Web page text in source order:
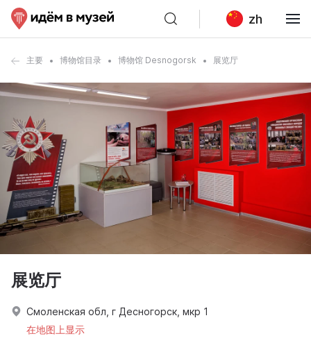
zh
主要 博物馆目录 博物馆 Desnogorsk 展览厅
展览厅
Смоленская обл, г Десногорск, мкр 1
在地图上显示